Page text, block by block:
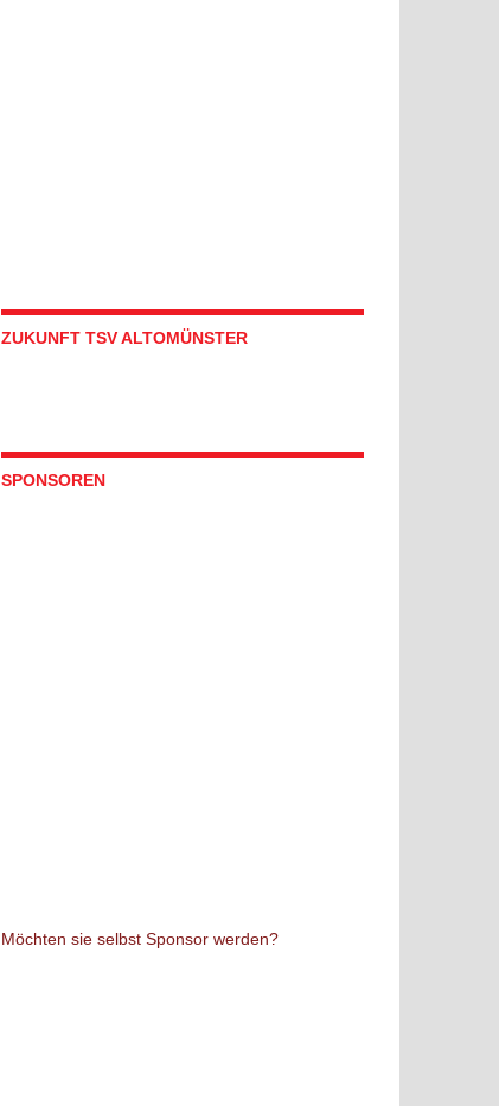
ZUKUNFT TSV ALTOMÜNSTER
SPONSOREN
Möchten sie selbst Sponsor werden?